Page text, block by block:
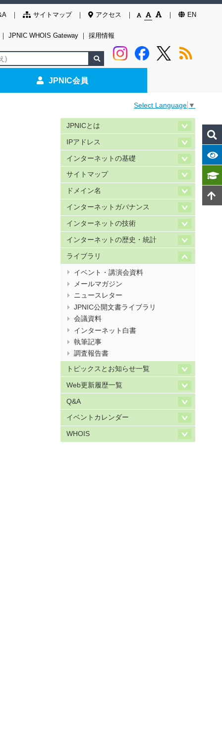
サイトマップ アクセス EN
｜ JPNIC WHOIS Gateway ｜ 採用情報
JPNIC会員
Select Language ▼
JPNICとは
IPアドレス
インターネットの基礎
サイトマップ
ドメイン名
インターネットガバナンス
インターネットの技術
インターネットの歴史・統計
ライブラリ
イベント・講演会資料
メールマガジン
ニュースレター
JPNIC公開文書ライブラリ
会議資料
インターネット白書
執筆記事
調査報告書
トピックスとお知らせ一覧
Web更新履歴一覧
Q&A
イベントカレンダー
WHOIS